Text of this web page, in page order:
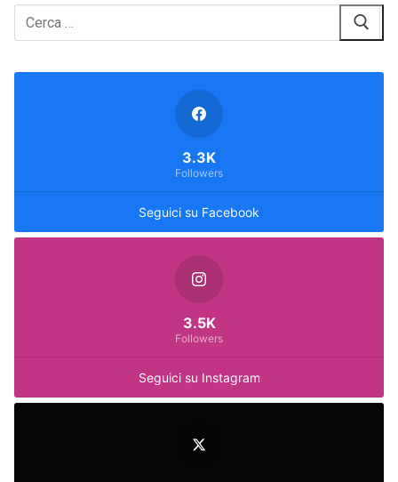
Cerca:
Seguici su Facebook
3.3K
Followers
Seguici su Instagram
3.5K
Followers